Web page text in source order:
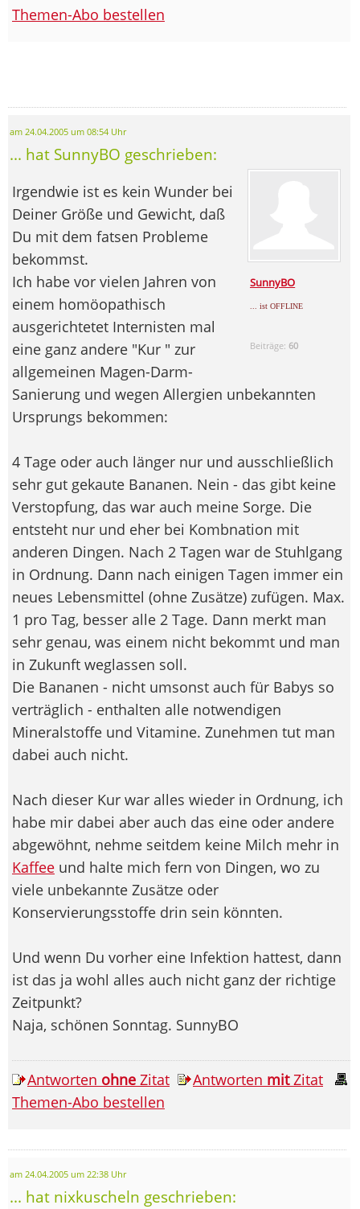
Themen-Abo bestellen
am 24.04.2005 um 08:54 Uhr
... hat SunnyBO geschrieben:
SunnyBO
... ist OFFLINE
Beiträge: 60
Irgendwie ist es kein Wunder bei
Deiner Größe und Gewicht, daß
Du mit dem fatsen Probleme
bekommst.
Ich habe vor vielen Jahren von
einem homöopathisch
ausgerichtetet Internisten mal
eine ganz andere "Kur " zur
allgemeinen Magen-Darm-
Sanierung und wegen Allergien unbekannten
Ursprungs bekommen:
4 Tage oder auch länger nur und ausschließlich
sehr gut gekaute Bananen. Nein - das gibt keine
Verstopfung, das war auch meine Sorge. Die
entsteht nur und eher bei Kombnation mit
anderen Dingen. Nach 2 Tagen war de Stuhlgang
in Ordnung. Dann nach einigen Tagen immer ein
neues Lebensmittel (ohne Zusätze) zufügen. Max.
1 pro Tag, besser alle 2 Tage. Dann merkt man
sehr genau, was einem nicht bekommt und man
in Zukunft weglassen soll.
Die Bananen - nicht umsonst auch für Babys so
verträglich - enthalten alle notwendigen
Mineralstoffe und Vitamine. Zunehmen tut man
dabei auch nicht.
Nach dieser Kur war alles wieder in Ordnung, ich
habe mir dabei aber auch das eine oder andere
abgewöhnt, nehme seitdem keine Milch mehr in
Kaffee und halte mich fern von Dingen, wo zu
viele unbekannte Zusätze oder
Konservierungsstoffe drin sein könnten.
Und wenn Du vorher eine Infektion hattest, dann
ist das ja wohl alles auch nicht ganz der richtige
Zeitpunkt?
Naja, schönen Sonntag. SunnyBO
Antworten ohne Zitat Antworten mitZitat
Themen-Abo bestellen
am 24.04.2005 um 22:38 Uhr
... hat nixkuscheln geschrieben: